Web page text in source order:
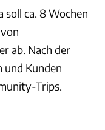
soll ca. 8 Wochen
ab. Nach der
Kunden
Trips.